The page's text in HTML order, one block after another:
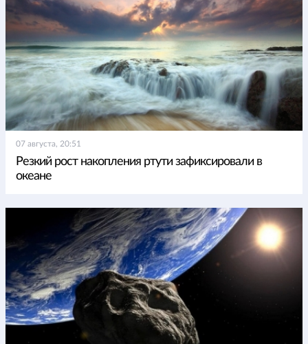
07 августа, 20:51
Резкий рост накопления ртути зафиксировали в
океане